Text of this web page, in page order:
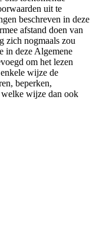
uit te
beschreven in deze
afstand doen van
zich nogmaals zou
in deze Algemene
om het lezen
wijze de
beperken,
wijze dan ook